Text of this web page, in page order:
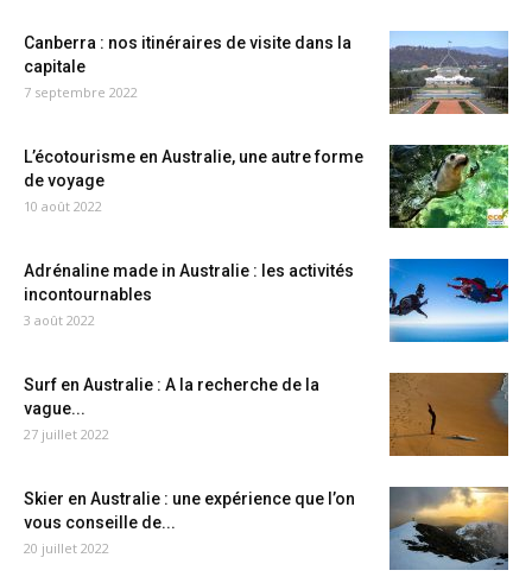
Canberra : nos itinéraires de visite dans la
capitale
7 septembre 2022
L’écotourisme en Australie, une autre forme
de voyage
10 août 2022
Adrénaline made in Australie : les activités
incontournables
3 août 2022
Surf en Australie : A la recherche de la
vague...
27 juillet 2022
Skier en Australie : une expérience que l’on
vous conseille de...
20 juillet 2022